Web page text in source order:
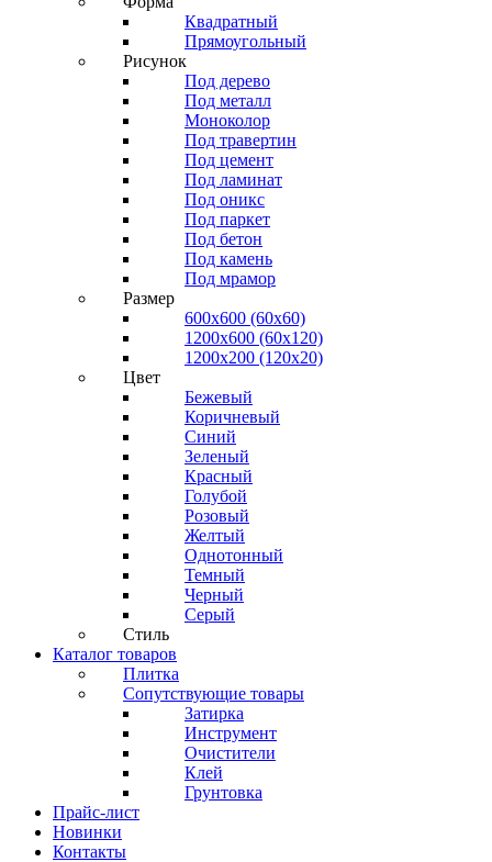
Квадратный
Прямоугольный
Рисунок
Под дерево
Под металл
Моноколор
Под травертин
Под цемент
Под ламинат
Под оникс
Под паркет
Под бетон
Под камень
Под мрамор
Размер
600х600 (60х60)
1200х600 (60х120)
1200х200 (120x20)
Цвет
Бежевый
Коричневый
Синий
Зеленый
Красный
Голубой
Розовый
Желтый
Однотонный
Темный
Черный
Серый
Стиль
Каталог товаров
Плитка
Сопутствующие товары
Затирка
Инструмент
Очистители
Клей
Грунтовка
Прайс-лист
Новинки
Контакты